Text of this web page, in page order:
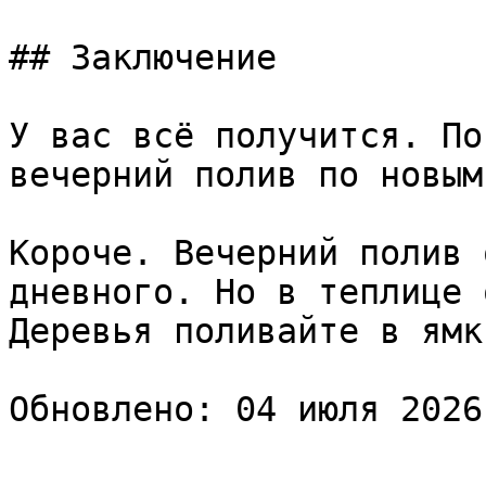
## Заключение
У вас всё получится.
вечерний полив по
Короче. Вечерний полив
дневного. Но в теплице
Деревья поливайте в